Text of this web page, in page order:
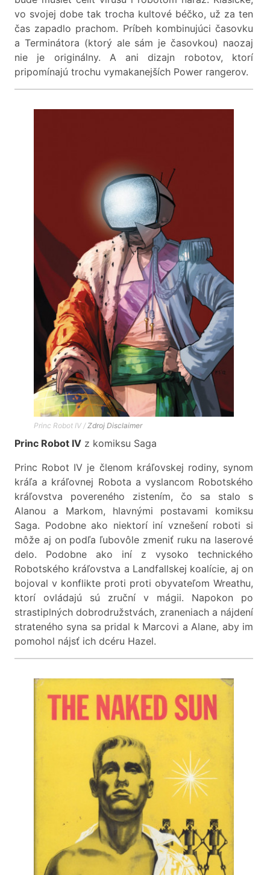
vo svojej dobe tak trocha kultové béčko, už za ten
čas zapadlo prachom. Príbeh kombinujúci časovku
a Terminátora (ktorý ale sám je časovkou) naozaj
nie je originálny. A ani dizajn robotov, ktorí
pripomínajú trochu vymakanejších Power rangerov.
Princ Robot IV /Zdroj Disclaimer
Princ Robot IV z komiksu Saga
Princ Robot IV je členom kráľovskej rodiny, synom
kráľa a kráľovnej Robota a vyslancom Robotského
kráľovstva povereného zistením, čo sa stalo s
Alanou a Markom, hlavnými postavami komiksu
Saga. Podobne ako niektorí iní vznešení roboti si
môže aj on podľa ľubovôle zmeniť ruku na laserové
delo. Podobne ako iní z vysoko technického
Robotského kráľovstva a Landfallskej koalície, aj on
bojoval v konflikte proti proti obyvateľom Wreathu,
ktorí ovládajú sú zruční v mágii. Napokon po
strastiplných dobrodružstvách, zraneniach a nájdení
strateného syna sa pridal k Marcovi a Alane, aby im
pomohol nájsť ich dcéru Hazel.